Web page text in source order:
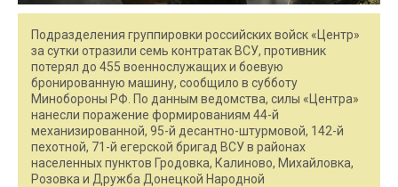
Подразделения группировки российских войск «Центр»
за сутки отразили семь контратак ВСУ, противник
потерял до 455 военнослужащих и боевую
бронированную машину, сообщило в субботу
Минобороны РФ. По данным ведомства, силы «Центра»
нанесли поражение формированиям 44-й
механизированной, 95-й десантно-штурмовой, 142-й
пехотной, 71-й егерской бригад ВСУ в районах
населенных пунктов Гродовка, Калиново, Михайловка,
Розовка и Дружба Донецкой Народной